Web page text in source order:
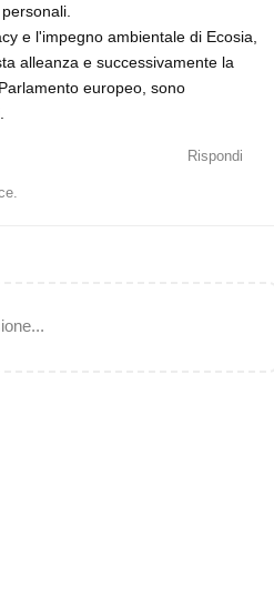
e l'impegno ambientale di Ecosia,
alleanza e successivamente la
europeo, sono
Rispondi